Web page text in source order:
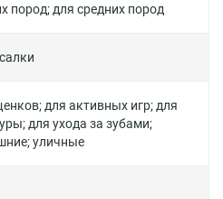
пород;для средних пород
;для активных игр;для
;для ухода за зубами;
;уличные